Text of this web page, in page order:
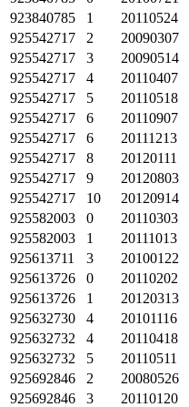
923840785
1 20110524
925542717
2 20090307
925542717
3 20090514
925542717
4 20110407
925542717
5 20110518
925542717
6 20110907
925542717
6 20111213
925542717
8 20120111
925542717
9 20120803
925542717
10 20120914
925582003
0 20110303
925582003
1 20111013
925613711
3 20100122
925613726
0 20110202
925613726
1 20120313
925632730
4 20101116
925632732
4 20110418
925632732
5 20110511
925692846
2 20080526
925692846
3 20110120